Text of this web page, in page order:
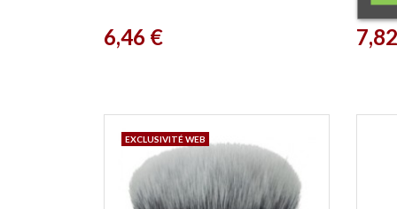
Prix
6,46 € Prix
EXCLUSIVITÉ WEB